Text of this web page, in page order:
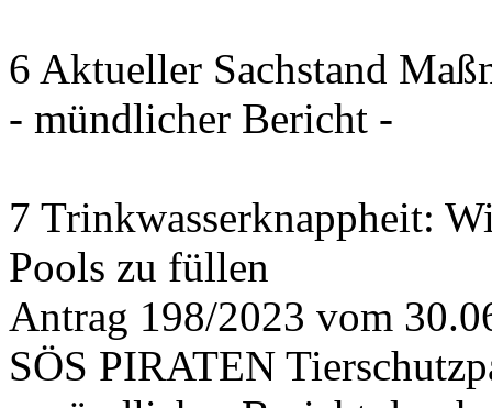
6 Aktueller Sachstand
- mündlicher Bericht -
7 Trinkwasserknappheit:
Pools zu füllen
Antrag 198/2023 vom
SÖS PIRATEN